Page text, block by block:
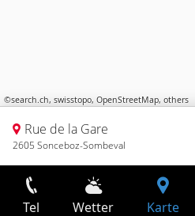
©search.ch, swisstopo, OpenStreetMap, others
Rue de la Gare
2605 Sonceboz-Sombeval
Tel Wetter Karte